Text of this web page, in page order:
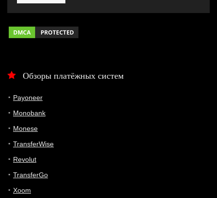
Обзоры платёжных систем
Payoneer
Monobank
Monese
TransferWise
Revolut
TransferGo
Xoom